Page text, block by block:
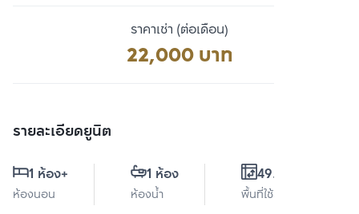
ราคาเช่า (ต่อเดือน)
22,000 บาท
รายละเอียดยูนิต
1 ห้อง+
ห้องนอน
1 ห้อง
ห้องน้ำ
49.5 ตร.ม.
พื้นที่ใช้สอย